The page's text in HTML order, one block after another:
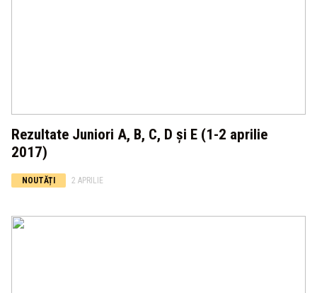
Rezultate Juniori A, B, C, D şi E (1-2 aprilie
2017)
NOUTĂȚI 2 APRILIE